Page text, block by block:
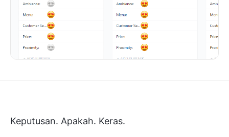
Keputusan. Apakah. Keras.